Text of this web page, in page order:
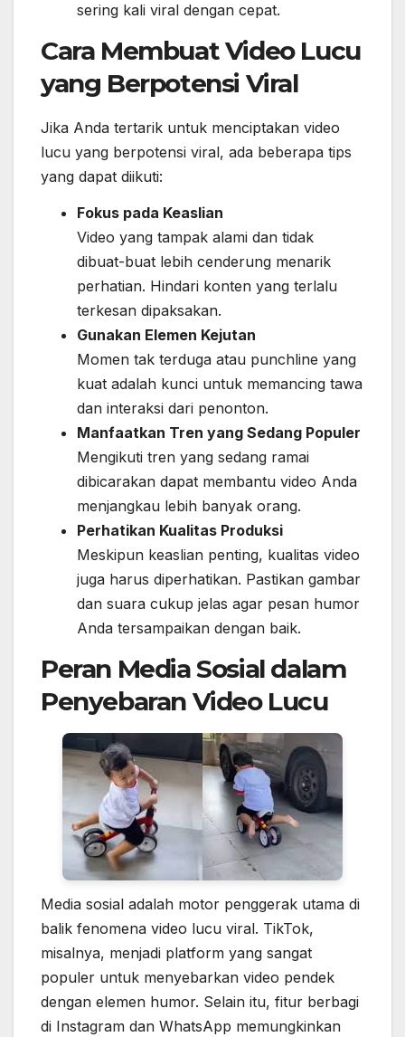
sering kali viral dengan cepat.
Cara Membuat Video Lucu
yang Berpotensi Viral
Jika Anda tertarik untuk menciptakan video
lucu yang berpotensi viral, ada beberapa tips
yang dapat diikuti:
Fokus pada Keaslian
Video yang tampak alami dan tidak
dibuat-buat lebih cenderung menarik
perhatian. Hindari konten yang terlalu
terkesan dipaksakan.
Gunakan Elemen Kejutan
Momen tak terduga atau punchline yang
kuat adalah kunci untuk memancing tawa
dan interaksi dari penonton.
Manfaatkan Tren yang Sedang Populer
Mengikuti tren yang sedang ramai
dibicarakan dapat membantu video Anda
menjangkau lebih banyak orang.
Perhatikan Kualitas Produksi
Meskipun keaslian penting, kualitas video
juga harus diperhatikan. Pastikan gambar
dan suara cukup jelas agar pesan humor
Anda tersampaikan dengan baik.
Peran Media Sosial dalam
Penyebaran Video Lucu
Media sosial adalah motor penggerak utama di
balik fenomena video lucu viral. TikTok,
misalnya, menjadi platform yang sangat
populer untuk menyebarkan video pendek
dengan elemen humor. Selain itu, fitur berbagi
di Instagram dan WhatsApp memungkinkan